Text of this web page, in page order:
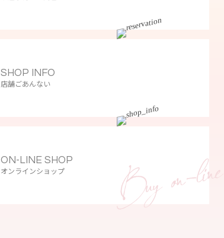
SHOP INFO
店舗ごあんない
ON-LINE SHOP
オンラインショップ